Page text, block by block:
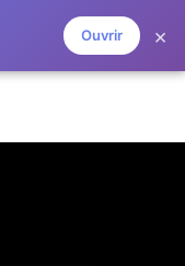
Ouvrir ×